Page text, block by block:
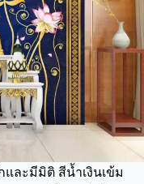
ละมีมิติ สีน้ำเงินเข้ม